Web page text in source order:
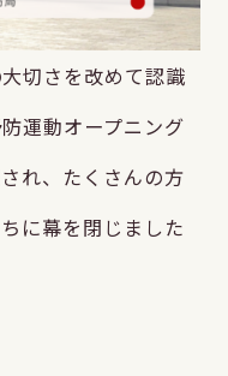
切さを改めて認識
運動オープニング
れ、たくさんの方
に幕を閉じました